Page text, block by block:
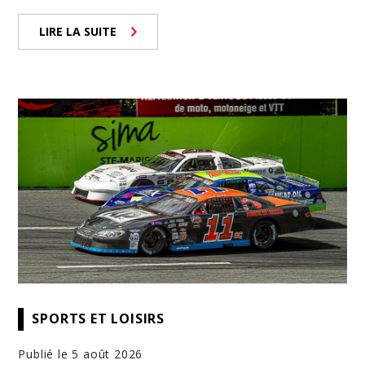
LIRE LA SUITE
SPORTS ET LOISIRS
Publié le 5 août 2026